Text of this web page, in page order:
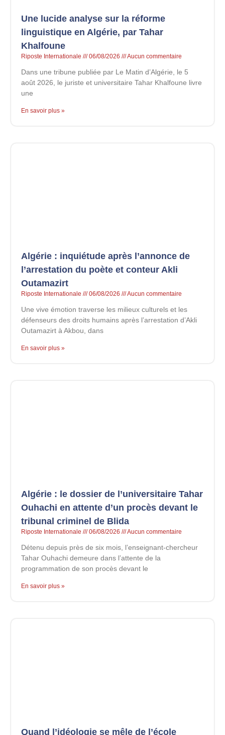
Une lucide analyse sur la réforme
linguistique en Algérie, par Tahar
Khalfoune
Riposte Internationale 06/08/2026 Aucun commentaire
Dans une tribune publiée par Le Matin d’Algérie, le 5
août 2026, le juriste et universitaire Tahar Khalfoune livre
une
En savoir plus »
Algérie : inquiétude après l’annonce de
l’arrestation du poète et conteur Akli
Outamazirt
Riposte Internationale 06/08/2026 Aucun commentaire
Une vive émotion traverse les milieux culturels et les
défenseurs des droits humains après l’arrestation d’Akli
Outamazirt à Akbou, dans
En savoir plus »
Algérie : le dossier de l’universitaire Tahar
Ouhachi en attente d’un procès devant le
tribunal criminel de Blida
Riposte Internationale 06/08/2026 Aucun commentaire
Détenu depuis près de six mois, l’enseignant-chercheur
Tahar Ouhachi demeure dans l’attente de la
programmation de son procès devant le
En savoir plus »
Quand l’idéologie se mêle de l’école